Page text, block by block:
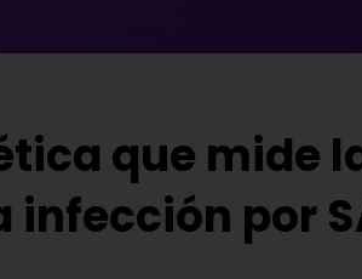
que mide
por